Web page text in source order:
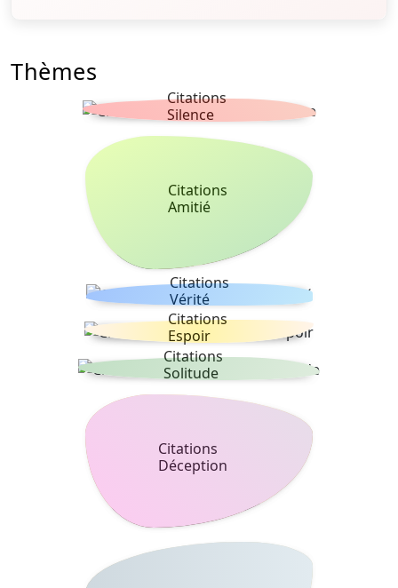
Thèmes
Citations
Silence
Citations
Amitié
Citations
Vérité
Citations
Espoir
Citations
Solitude
Citations
Déception